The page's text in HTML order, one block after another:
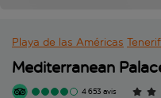
Playa de las Américas
Mediterranean
4 653 avis